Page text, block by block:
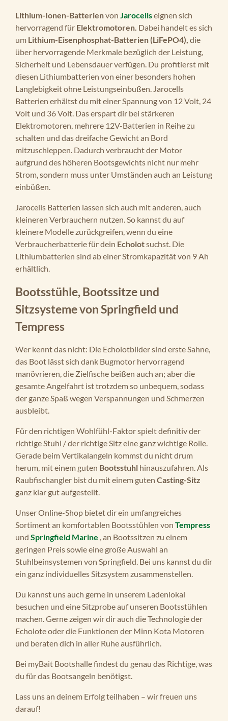
Lithium-Ionen-Batterienvon Jarocellseignen sich
hervorragend für Elektromotoren. Dabei handelt es sich
um Lithium-Eisenphosphat-Batterien (LiFePO4), die
über hervorragende Merkmale bezüglich der Leistung,
Sicherheit und Lebensdauer verfügen. Du profitierst mit
diesen Lithiumbatterien von einer besonders hohen
Langlebigkeit ohne Leistungseinbußen. Jarocells
Batterien erhältst du mit einer Spannung von 12 Volt, 24
Volt und 36 Volt. Das erspart dir bei stärkeren
Elektromotoren, mehrere 12V-Batterien in Reihe zu
schalten und das dreifache Gewicht an Bord
mitzuschleppen. Dadurch verbraucht der Motor
aufgrund des höheren Bootsgewichts nicht nur mehr
Strom, sondern muss unter Umständen auch an Leistung
einbüßen.
Jarocells Batterien lassen sich auch mit anderen, auch
kleineren Verbrauchern nutzen. So kannst du auf
kleinere Modelle zurückgreifen, wenn du eine
Verbraucherbatterie für dein Echolotsuchst. Die
Lithiumbatterien sind ab einer Stromkapazität von 9 Ah
erhältlich.
Bootsstühle, Bootssitze und
Sitzsysteme von Springfield und
Tempress
Wer kennt das nicht: Die Echolotbilder sind erste Sahne,
das Boot lässt sich dank Bugmotor hervorragend
manövrieren, die Zielfische beißen auch an; aber die
gesamte Angelfahrt ist trotzdem so unbequem, sodass
der ganze Spaß wegen Verspannungen und Schmerzen
ausbleibt.
Für den richtigen Wohlfühl-Faktor spielt definitiv der
richtige Stuhl / der richtige Sitz eine ganz wichtige Rolle.
Gerade beim Vertikalangeln kommst du nicht drum
herum, mit einem guten Bootsstuhl hinauszufahren. Als
Raubfischangler bist du mit einem guten Casting-Sitz
ganz klar gut aufgestellt.
Unser Online-Shop bietet dir ein umfangreiches
Sortiment an komfortablen Bootsstühlen von Tempress
und Springfield Marine , an Bootssitzen zu einem
geringen Preis sowie eine große Auswahl an
Stuhlbeinsystemen von Springfield. Bei uns kannst du dir
ein ganz individuelles Sitzsystem zusammenstellen.
Du kannst uns auch gerne in unserem Ladenlokal
besuchen und eine Sitzprobe auf unseren Bootsstühlen
machen. Gerne zeigen wir dir auch die Technologie der
Echolote oder die Funktionen der Minn Kota Motoren
und beraten dich in aller Ruhe ausführlich.
Bei myBait Bootshalle findest du genau das Richtige, was
du für das Bootsangeln benötigst.
Lass uns an deinem Erfolg teilhaben – wir freuen uns
darauf!